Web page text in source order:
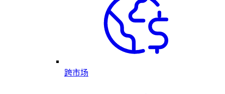
跨市场